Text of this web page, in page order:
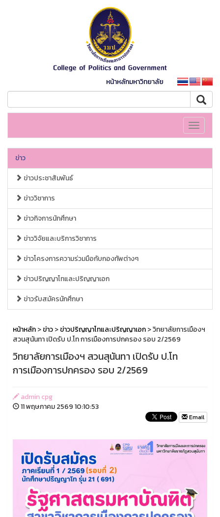
หน้าหลักมหาวิทยาลัย
Toggle
ข่าว
ข่าวประชาสัมพันธ์
ข่าววิชาการ
ข่าวกิจการนักศึกษา
ข่าววิจัยและบริการวิชาการ
ข่าวโครงการความร่วมมือกับกองทัพต่างๆ
ข่าวปริญญาโทและปริญญาเอก
ข่าวรับสมัครนักศึกษา
หน้าหลัก>ข่าว>ข่าวปริญญาโทและปริญญาเอก> วิทยาลัยการเมืองฯ
สวนสุนันทา เปิดรับ ป.โท การเมืองการปกครอง รอบ 2/2569
วิทยาลัยการเมืองฯ สวนสุนันทา เปิดรับ ป.โท
การเมืองการปกครอง รอบ 2/2569
admin cpg
11 พฤษภาคม 2569 10:10:53
Email